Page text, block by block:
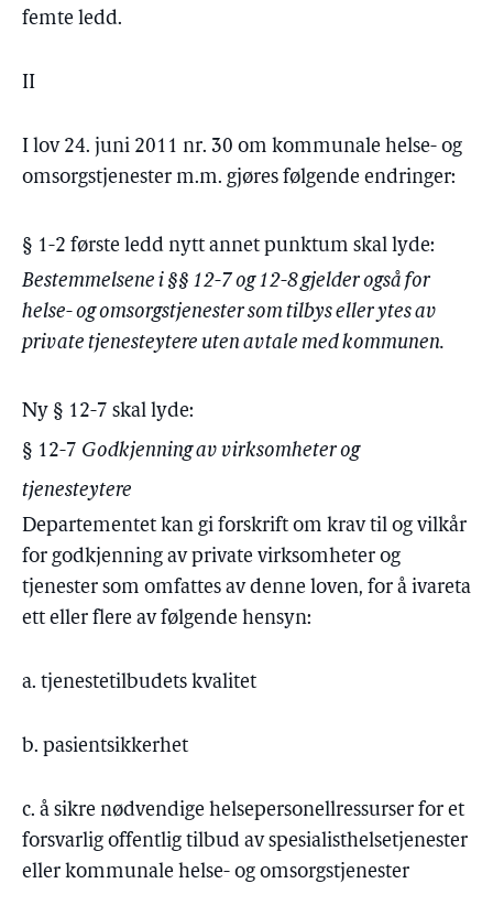
femte ledd.
II
I lov 24. juni 2011 nr. 30 om kommunale helse- og
omsorgstjenester m.m. gjøres følgende endringer:
§ 1-2 første ledd nytt annet punktum skal lyde:
Bestemmelsene i §§ 12-7 og 12-8 gjelder også for
helse- og omsorgstjenester som tilbys eller ytes av
private tjenesteytere uten avtale med kommunen.
Ny § 12-7 skal lyde:
§ 12-7 Godkjenning av virksomheter og
tjenesteytere
Departementet kan gi forskrift om krav til og vilkår
for godkjenning av private virksomheter og
tjenester som omfattes av denne loven, for å ivareta
ett eller flere av følgende hensyn:
a. tjenestetilbudets kvalitet
b. pasientsikkerhet
c. å sikre nødvendige helsepersonellressurser for et
forsvarlig offentlig tilbud av spesialisthelsetjenester
eller kommunale helse- og omsorgstjenester